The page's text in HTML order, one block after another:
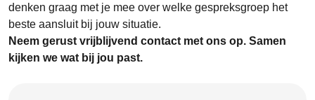
denken graag met je mee over welke gespreksgroep het
beste aansluit bij jouw situatie.
Neem gerust vrijblijvend contact met ons op. Samen
kijken we wat bij jou past.